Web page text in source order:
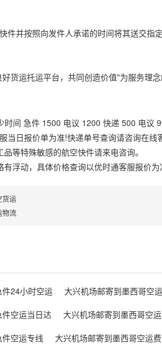
件并按照向发件人承诺的时间将其送交
货运托运平台，共同创造价值"为服务理
时间 急件 1500 电议 1200 快递 500 电
日报价单为准!快递单号查询请咨询在线
等特殊敏感的航空快件请来电咨询。
浮动，具体价格查询以优时通客服报价为
货运
物流
24小时空运
大兴机场邮寄到墨西哥空
空运当日达
大兴机场邮寄到墨西哥空
空运专线
大兴机场邮寄到墨西哥空运